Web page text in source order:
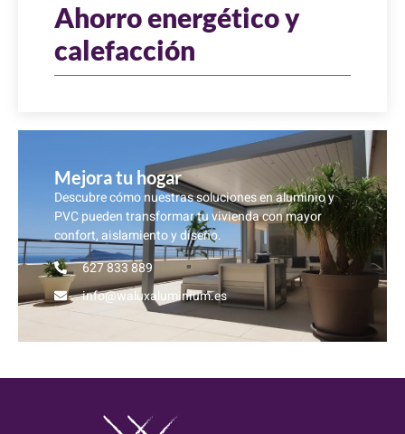
Ahorro energético y
calefacción
Mejora tu hogar
Descubre cómo nuestras soluciones en aluminio y
PVC pueden transformar tu vivienda con mayor
confort, aislamiento y diseño.
627 833 889
info@waluxaluminium.es